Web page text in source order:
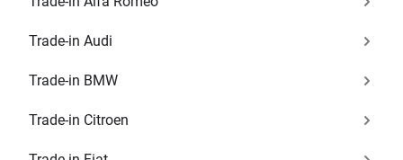
Trade-in Audi
Trade-in BMW
Trade-in Citroen